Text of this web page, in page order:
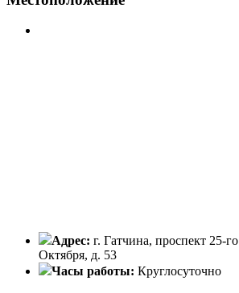
Адрес: г. Гатчина, проспект 25-го
Октября, д. 53
Часы работы: Круглосуточно